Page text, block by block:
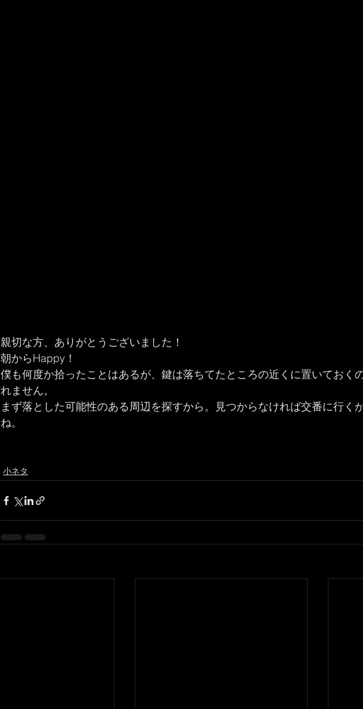
親切な方、ありがとうございました！
朝からHappy！
僕も何度か拾ったことはあるが、鍵は落ちてたところの近くに置いておく
れません。
まず落とした可能性のある周辺を探すから。見つからなければ交番に行く
ね。
小ネタ